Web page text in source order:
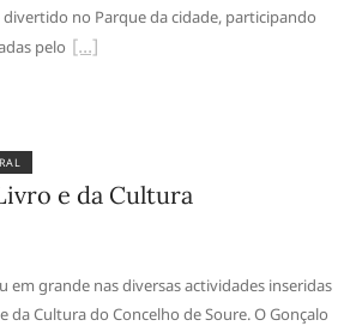
no Parque da cidade, participando
pelo
e da Cultura
em grande nas diversas actividades inseridas
da Cultura do Concelho de Soure. O Gonçalo